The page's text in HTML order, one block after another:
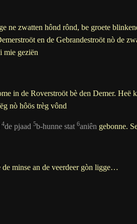
ne zwatten hônd rônd, be groete
en de Gebrandestroöt nò de
mie geziën
in de Roverstroöt bè den Demer.
nò hôös trèg vônd
4de pjaad 5b-hunne stat 6aniên gebonne.
de minse an de veerdeer gòn ligge…